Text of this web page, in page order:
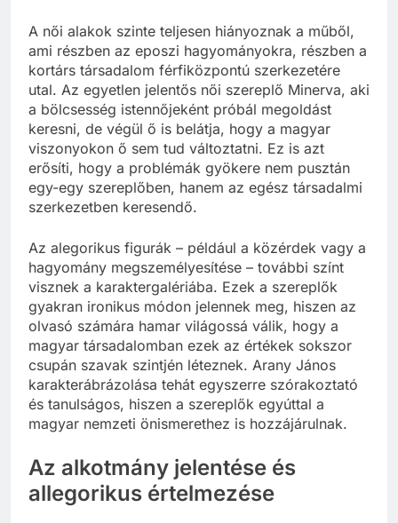
A női alakok szinte teljesen hiányoznak a műből,
ami részben az eposzi hagyományokra, részben a
kortárs társadalom férfiközpontú szerkezetére
utal. Az egyetlen jelentős női szereplő Minerva, aki
a bölcsesség istennőjeként próbál megoldást
keresni, de végül ő is belátja, hogy a magyar
viszonyokon ő sem tud változtatni. Ez is azt
erősíti, hogy a problémák gyökere nem pusztán
egy-egy szereplőben, hanem az egész társadalmi
szerkezetben keresendő.
Az alegorikus figurák – például a közérdek vagy a
hagyomány megszemélyesítése – további színt
visznek a karaktergalériába. Ezek a szereplők
gyakran ironikus módon jelennek meg, hiszen az
olvasó számára hamar világossá válik, hogy a
magyar társadalomban ezek az értékek sokszor
csupán szavak szintjén léteznek. Arany János
karakterábrázolása tehát egyszerre szórakoztató
és tanulságos, hiszen a szereplők egyúttal a
magyar nemzeti önismerethez is hozzájárulnak.
Az alkotmány jelentése és
allegorikus értelmezése